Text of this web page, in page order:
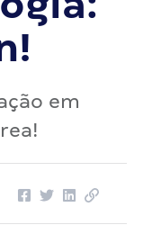
em